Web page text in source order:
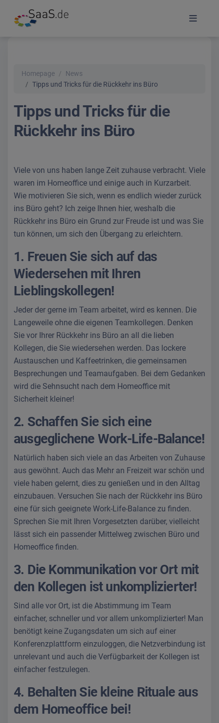
Homepage
News
Tipps und Tricks für die Rückkehr ins Büro
Tipps und Tricks für die
Rückkehr ins Büro
Viele von uns haben lange Zeit zuhause verbracht. Viele
waren im Homeoffice und einige auch in Kurzarbeit.
Wie motivieren Sie sich, wenn es endlich wieder zurück
ins Büro geht? Ich zeige Ihnen hier, weshalb die
Rückkehr ins Büro ein Grund zur Freude ist und was Sie
tun können, um sich den Übergang zu erleichtern.
1. Freuen Sie sich auf das
Wiedersehen mit Ihren
Lieblingskollegen!
Jeder der gerne im Team arbeitet, wird es kennen. Die
Langeweile ohne die eigenen Teamkollegen. Denken
Sie vor Ihrer Rückkehr ins Büro an all die lieben
Kollegen, die Sie wiedersehen werden. Das lockere
Austauschen und Kaffeetrinken, die gemeinsamen
Besprechungen und Teamaufgaben. Bei dem Gedanken
wird die Sehnsucht nach dem Homeoffice mit
Sicherheit kleiner!
2. Schaffen Sie sich eine
ausgeglichene Work-Life-Balance!
Natürlich haben sich viele an das Arbeiten von Zuhause
aus gewöhnt. Auch das Mehr an Freizeit war schön und
viele haben gelernt, dies zu genießen und in den Alltag
einzubauen. Versuchen Sie nach der Rückkehr ins Büro
eine für sich geeignete Work-Life-Balance zu finden.
Sprechen Sie mit Ihren Vorgesetzten darüber, vielleicht
lässt sich ein passender Mittelweg zwischen Büro und
Homeoffice finden.
3. Die Kommunikation vor Ort mit
den Kollegen ist unkomplizierter!
Sind alle vor Ort, ist die Abstimmung im Team
einfacher, schneller und vor allem unkomplizierter! Man
benötigt keine Zugangsdaten um sich auf einer
Konferenzplattform einzuloggen, die Netzverbindung ist
unrelevant und auch die Verfügbarkeit der Kollegen ist
einfacher festzulegen.
4. Behalten Sie kleine Rituale aus
dem Homeoffice bei!